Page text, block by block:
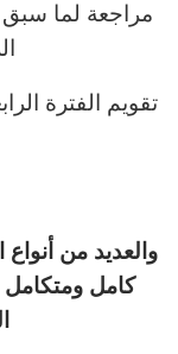
مراجعة لما
والعديد من
كامل